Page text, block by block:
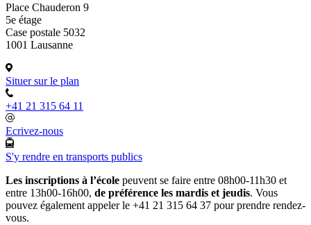
Place Chauderon 9
5e étage
Case postale 5032
1001 Lausanne
Situer sur le plan
+41 21 315 64 11
Ecrivez-nous
S'y rendre en transports publics
Les inscriptions à l’école peuvent se faire entre 08h00-11h30 et
entre 13h00-16h00, de préférence les mardis et jeudis. Vous
pouvez également appeler le +41 21 315 64 37 pour prendre rendez-
vous.